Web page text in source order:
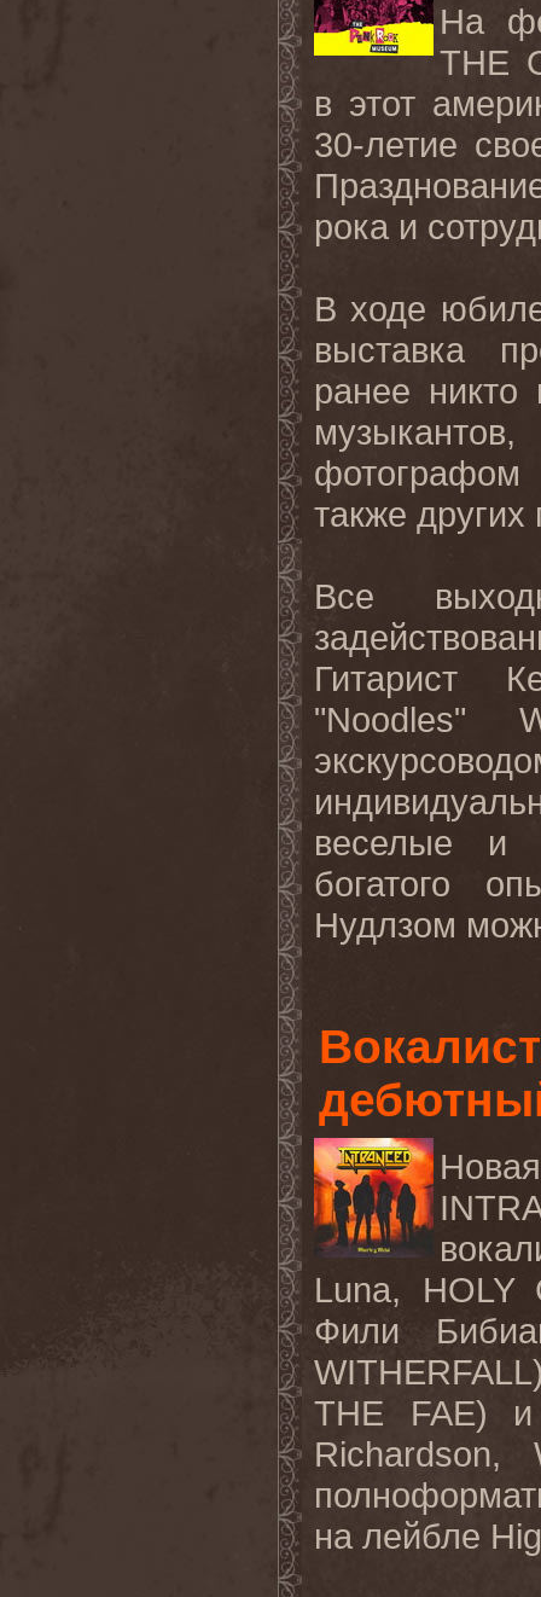
На
THE
в этот
30-летие
рока и
В ходе
выставка
ранее
также
Все
Гитарист
"Noodles"
веселые и
богатого
Нудлзом
Luna, HOLY
Фили
THE FAE)
Richardson,
на лейбле